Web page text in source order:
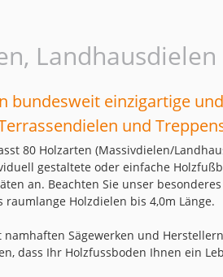
bundesweit einzigartige
und
80 Holzarten (Massivdielen/
gestaltete oder einfache
an. Beachten Sie unser
raumlange Holzdielen bis 4,0m Länge.
Sägewerken und
dass Ihr Holzfussboden Ihnen ein